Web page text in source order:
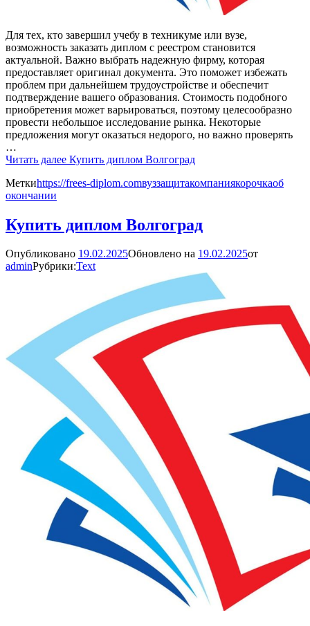
Для тех, кто завершил учебу в техникуме или вузе,
возможность заказать диплом с реестром становится
актуальной. Важно выбрать надежную фирму, которая
предоставляет оригинал документа. Это поможет избежать
проблем при дальнейшем трудоустройстве и обеспечит
подтверждение вашего образования. Стоимость подобного
приобретения может варьироваться, поэтому целесообразно
провести небольшое исследование рынка. Некоторые
предложения могут оказаться недорого, но важно проверять
…
Читать далее Купить диплом Волгоград
Меткиhttps://frees-diplom.comвуззащитакомпаниякорочкаоб
окончании
Купить диплом Волгоград
Опубликовано 19.02.2025Обновлено на 19.02.2025от
adminРубрики:Text